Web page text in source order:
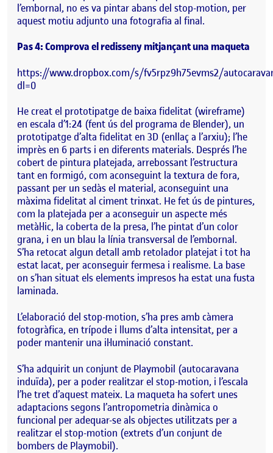
l’embornal, no es va pintar abans del stop-motion, per
aquest motiu adjunto una fotografia al final.
Pas 4: Comprova el redisseny mitjançant una maqueta
https://www.dropbox.com/s/fv5rpz9h75evms2/
dl=0
He creat el prototipatge de baixa fidelitat (wireframe)
en escala d’1:24 (fent ús del programa de Blender), un
prototipatge d’alta fidelitat en 3D (enllaç a l’arxiu); l’he
imprès en 6 parts i en diferents materials. Després l’he
cobert de pintura platejada, arrebossant l’estructura
tant en formigó, com aconseguint la textura de fora,
passant per un sedàs el material, aconseguint una
màxima fidelitat al ciment trinxat. He fet ús de pintures,
com la platejada per a aconseguir un aspecte més
metàl·lic, la coberta de la presa, l’he pintat d’un color
grana, i en un blau la línia transversal de l’embornal.
S’ha retocat algun detall amb retolador platejat i tot ha
estat lacat, per aconseguir fermesa i realisme. La base
on s’han situat els elements impresos ha estat una fusta
laminada.
L’elaboració del stop-motion, s’ha pres amb càmera
fotogràfica, en trípode i llums d’alta intensitat, per a
poder mantenir una il·luminació constant.
S’ha adquirit un conjunt de Playmobil (autocaravana
induïda), per a poder realitzar el stop-motion, i l’escala
l’he tret d’aquest mateix. La maqueta ha sofert unes
adaptacions segons l’antropometria dinàmica o
funcional per adequar-se als objectes utilitzats per a
realitzar el stop-motion (extrets d’un conjunt de
bombers de Playmobil).